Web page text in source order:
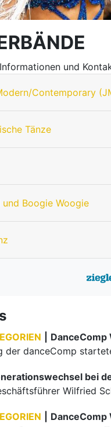
und
Contemporary
Tänze
und Boogie Woogie
bei